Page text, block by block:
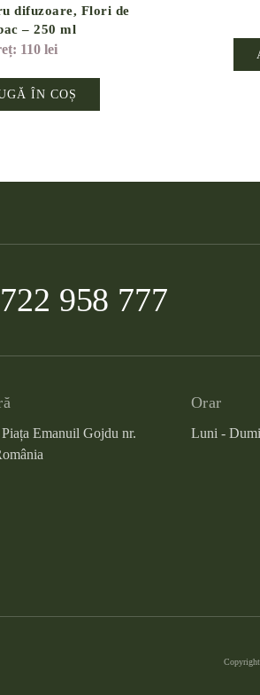
difuzoare, Flori de
– 250 ml
110 lei
ÎN COȘ
958 777
Emanuil Gojdu nr.
Orar
Luni -